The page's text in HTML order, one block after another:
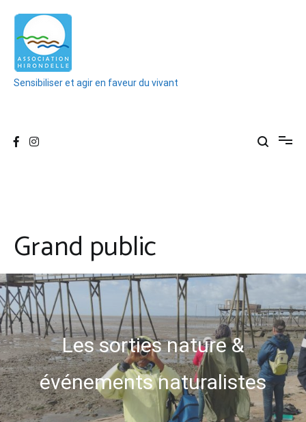
contenu
Sensibiliser et agir en faveur du vivant
Grand public
Les sorties nature &
événements naturalistes